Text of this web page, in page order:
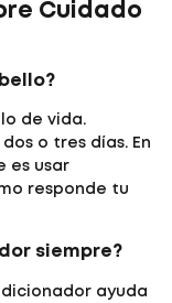
Cuidado
de vida.
o tres días. En
es usar
responde tu
siempre?
ayuda